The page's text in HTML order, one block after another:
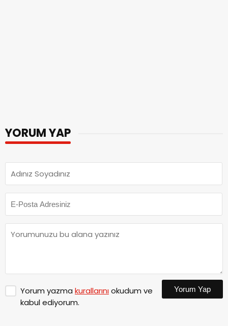
YORUM YAP
Yorum yazma kurallarınıokudum ve
kabul ediyorum.
Yorum Yap